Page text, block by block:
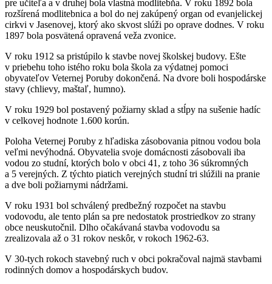
pre učiteľa a v druhej bola vlastná modlitebňa. V roku 1892 bola
rozšírená modlitebnica a bol do nej zakúpený organ od evanjelickej
cirkvi v Jasenovej, ktorý ako skvost slúži po oprave dodnes. V roku
1897 bola posvätená opravená veža zvonice.
V roku 1912 sa pristúpilo k stavbe novej školskej budovy. Ešte
v priebehu toho istého roku bola škola za výdatnej pomoci
obyvateľov Veternej Poruby dokončená. Na dvore boli hospodárske
stavy (chlievy, maštaľ, humno).
V roku 1929 bol postavený požiarny sklad a stĺpy na sušenie hadíc
v celkovej hodnote 1.600 korún.
Poloha Veternej Poruby z hľadiska zásobovania pitnou vodou bola
veľmi nevýhodná. Obyvatelia svoje domácnosti zásobovali iba
vodou zo studní, ktorých bolo v obci 41, z toho 36 súkromných
a 5 verejných. Z týchto piatich verejných studní tri slúžili na pranie
a dve boli požiarnymi nádržami.
V roku 1931 bol schválený predbežný rozpočet na stavbu
vodovodu, ale tento plán sa pre nedostatok prostriedkov zo strany
obce neuskutočnil. Dlho očakávaná stavba vodovodu sa
zrealizovala až o 31 rokov neskôr, v rokoch 1962-63.
V 30-tych rokoch stavebný ruch v obci pokračoval najmä stavbami
rodinných domov a hospodárskych budov.